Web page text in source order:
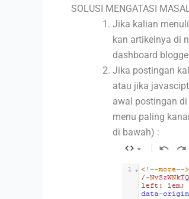
SOLUSI MENGATASI
Jika kalian
kan artikelnya di
dashboard
Jika postingan
atau jika
awal postingan
menu paling
di bawah) :